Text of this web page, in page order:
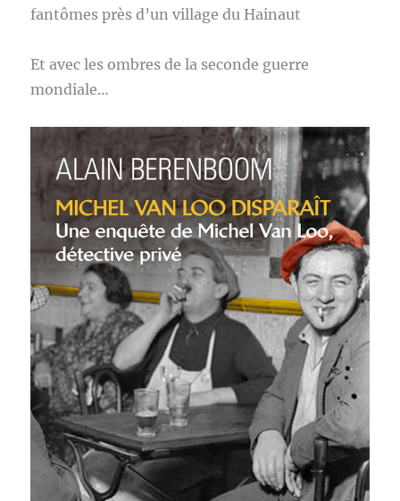
fantômes près d’un village du Hainaut
Et avec les ombres de la seconde guerre
mondiale…